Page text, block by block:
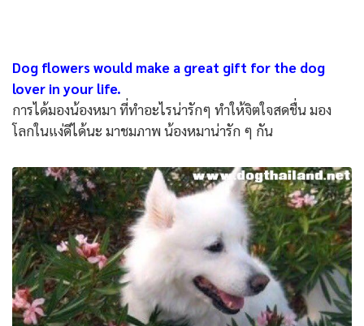
Dog flowers would make a great gift for the dog
lover in your life.
การได้มองน้องหมา ที่ทำอะไรน่ารักๆ ทำให้จิตใจสดชื่น มอง
โลกในแง่ดีได้นะ มาชมภาพ น้องหมาน่ารัก ๆ กัน